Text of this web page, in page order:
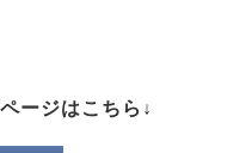
ージはこちら↓